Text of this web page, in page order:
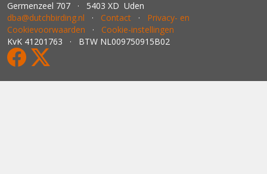
Germenzeel 707 · 5403 XD Uden
dba@dutchbirding.nl · Contact · Privacy- en
Cookievoorwaarden · Cookie-instellingen
KvK 41201763 · BTW NL009750915B02